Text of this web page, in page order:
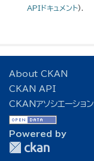
APIドキュメント).
About CKAN
CKAN API
CKANアソシエーション
Powered by